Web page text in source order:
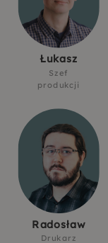
Łukasz
Szef
produkcji
Radosław
Drukarz